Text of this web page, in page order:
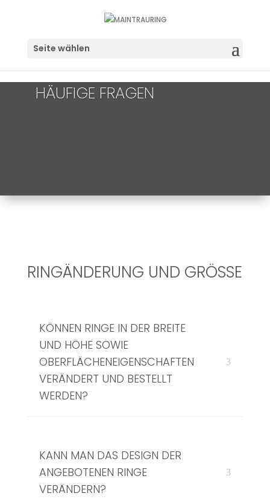
Seite wählen
HÄUFIGE FRAGEN
RINGÄNDERUNG UND GRÖSSE
KÖNNEN RINGE IN DER BREITE
UND HÖHE SOWIE
OBERFLÄCHENEIGENSCHAFTEN
VERÄNDERT UND BESTELLT
WERDEN?
KANN MAN DAS DESIGN DER
ANGEBOTENEN RINGE
VERÄNDERN?